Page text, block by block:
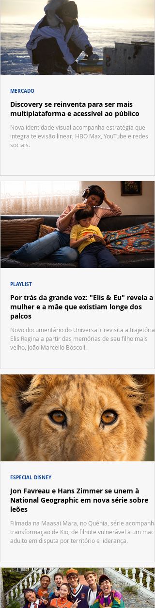
Discovery se reinventa para ser mais
multiplataforma e acessível ao público
Nova identidade visual acompanha estratégia que
integra televisão linear, HBO Max, YouTube e redes
sociais.
MERCADO
Por trás da grande voz: "Elis & Eu" revela a
mulher e a mãe que existiam longe dos
palcos
Novo documentário do Universal+ revisita a trajetória
Elis Regina a partir das memórias de seu filho mais
velho, João Marcello Bôscoli.
PLAYLIST
Jon Favreau e Hans Zimmer se unem à
National Geographic em nova série sobre
leões
Filmada na Maasai Mara, no Quênia, série acompanha
transformação de Kio, de filhote vulnerável a um
adulto em disputa por território e liderança.
ESPECIAL DISNEY